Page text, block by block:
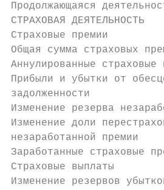
Продолжающаяся
СТРАХОВАЯ ДЕЯТЕЛЬНОСТЬ
Страховые премии
Общая сумма
Аннулированные
Прибыли и убытки от
задолженности
Изменение резерва
Изменение доли
незаработанной
Заработанные
Страховые
Изменение